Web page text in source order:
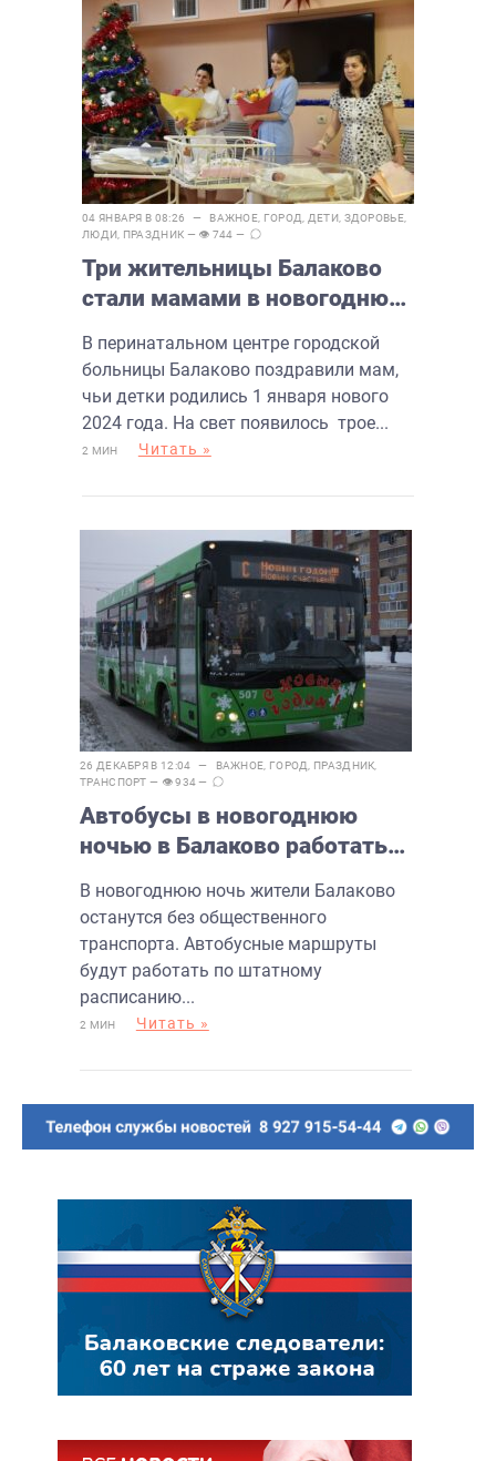
04 ЯНВАРЯ В 08:26 — ВАЖНОЕ ГОРОД ДЕТИ, ЗДОРОВЬЕ,
ЛЮДИ ПРАЗДНИК — 👁 744 —
Три жительницы Балаково
стали мамами в новогоднюю
В перинатальном центре городской
больницы Балаково поздравили мам,
чьи детки родились 1 января нового
2024 года. На свет появилось трое...
2 МИН Читать »
26 ДЕКАБРЯ В 12:04 — ВАЖНОЕ ГОРОД ПРАЗДНИК
ТРАНСПОРТ — 👁 934 —
Автобусы в новогоднюю
ночью в Балаково работать
В новогоднюю ночь жители Балаково
останутся без общественного
транспорта. Автобусные маршруты
будут работать по штатному
расписанию...
2 МИН Читать »